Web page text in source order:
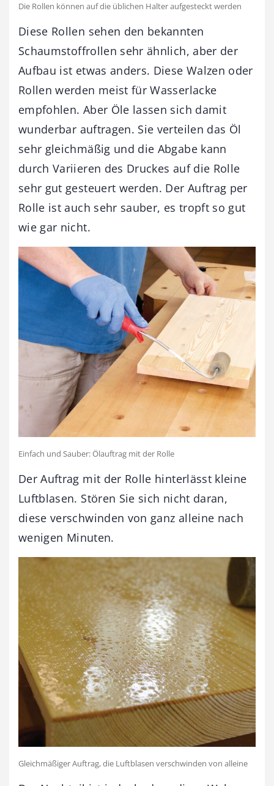
Die Rollen können auf die üblichen Halter aufgesteckt werden
Diese Rollen sehen den bekannten
Schaumstoffrollen sehr ähnlich, aber der
Aufbau ist etwas anders. Diese Walzen oder
Rollen werden meist für Wasserlacke
empfohlen. Aber Öle lassen sich damit
wunderbar auftragen. Sie verteilen das Öl
sehr gleichmäßig und die Abgabe kann
durch Variieren des Druckes auf die Rolle
sehr gut gesteuert werden. Der Auftrag per
Rolle ist auch sehr sauber, es tropft so gut
wie gar nicht.
Einfach und Sauber: Ölauftrag mit der Rolle
Der Auftrag mit der Rolle hinterlässt kleine
Luftblasen. Stören Sie sich nicht daran,
diese verschwinden von ganz alleine nach
wenigen Minuten.
Gleichmäßiger Auftrag, die Luftblasen verschwinden von alleine